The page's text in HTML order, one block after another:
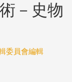
－史物
委員會編輯